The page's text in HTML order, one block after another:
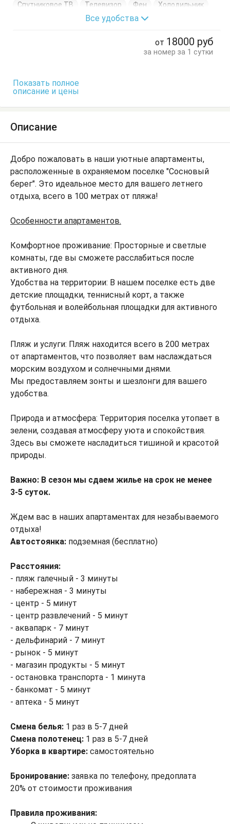
Спутниковое ТВ
Телевизор Фен
Холодильник
Электрочайник Балкон
Шкаф
Все удобства
от 18000 руб
за номер за 1 сутки
Показать полное
описание и цены
Описание
Добро пожаловать в наши уютные апартаменты,
расположенные в охраняемом поселке "Сосновый
берег". Это идеальное место для вашего летнего
отдыха, всего в 100 метрах от пляжа!
Особенности апартаментов.
Комфортное проживание: Просторные и светлые
комнаты, где вы сможете расслабиться после
активного дня.
Удобства на территории: В нашем поселке есть две
детские площадки, теннисный корт, а также
футбольная и волейбольная площадки для активного
отдыха.
Пляж и услуги: Пляж находится всего в 200 метрах
от апартаментов, что позволяет вам наслаждаться
морским воздухом и солнечными днями.
Мы предоставляем зонты и шезлонги для вашего
удобства.
Природа и атмосфера: Территория поселка утопает в
зелени, создавая атмосферу уюта и спокойствия.
Здесь вы сможете насладиться тишиной и красотой
природы.
Важно: В сезон мы сдаем жилье на срок не менее
3-5 суток.
Ждем вас в наших апартаментах для незабываемого
отдыха!
Автостоянка: подземная (бесплатно)
Расстояния:
- пляж галечный - 3 минуты
- набережная - 3 минуты
- центр - 5 минут
- центр развлечений - 5 минут
- аквапарк - 7 минут
- дельфинарий - 7 минут
- рынок - 5 минут
- магазин продукты - 5 минут
- остановка транспорта - 1 минута
- банкомат - 5 минут
- аптека - 5 минут
Смена белья: 1 раз в 5-7 дней
Смена полотенец: 1 раз в 5-7 дней
Уборка в квартире: самостоятельно
Бронирование: заявка по телефону, предоплата
20% от стоимости проживания
Правила проживания: